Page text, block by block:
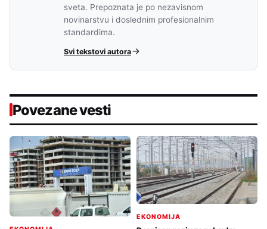
sveta. Prepoznata je po nezavisnom
novinarstvu i doslednim profesionalnim
standardima.
Svi tekstovi autora
Povezane vesti
EKONOMIJA